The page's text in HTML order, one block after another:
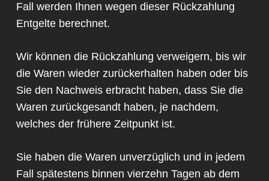
Fall werden Ihnen wegen dieser Rückzahlung
Entgelte berechnet.
Wir können die Rückzahlung verweigern, bis wir
die Waren wieder zurückerhalten haben oder bis
Sie den Nachweis erbracht haben, dass Sie die
Waren zurückgesandt haben, je nachdem,
welches der frühere Zeitpunkt ist.
Sie haben die Waren unverzüglich und in jedem
Fall spätestens binnen vierzehn Tagen ab dem